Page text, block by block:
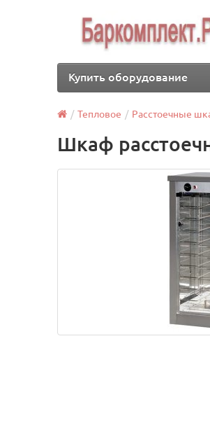
Купить оборудование
Тепловое Расстоечные
Шкаф